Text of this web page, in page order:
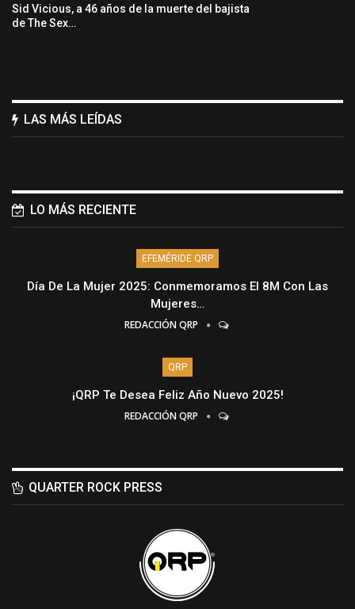
Sid Vicious, a 46 años de la muerte del bajista
de The Sex…
LAS MÁS LEÍDAS
LO MÁS RECIENTE
EFEMÉRIDE QRP
Día De La Mujer 2025: Conmemoramos El 8M Con Las
Mujeres…
REDACCIÓN QRP
QRP
¡QRP Te Desea Feliz Año Nuevo 2025!
REDACCIÓN QRP
QUARTER ROCK PRESS